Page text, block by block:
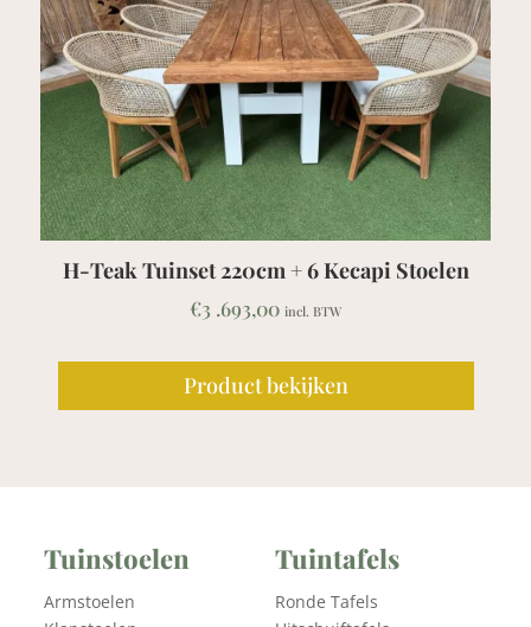
220cm + 6 Kecapi Stoelen Teak
Tuinstoelen
Armstoelen
Tuintafels
Ronde Tafels